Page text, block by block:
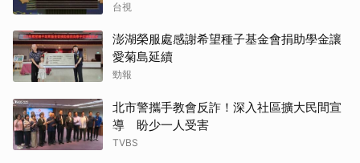
台視
澎湖榮服處感謝希望種子基金會捐助學金讓
愛菊島延續
勁報
北市警攜手教會反詐！深入社區擴大民間宣
導 盼少一人受害
TVBS